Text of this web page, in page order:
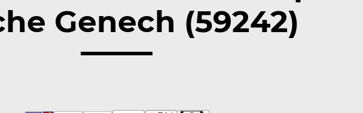
Genech (59242)